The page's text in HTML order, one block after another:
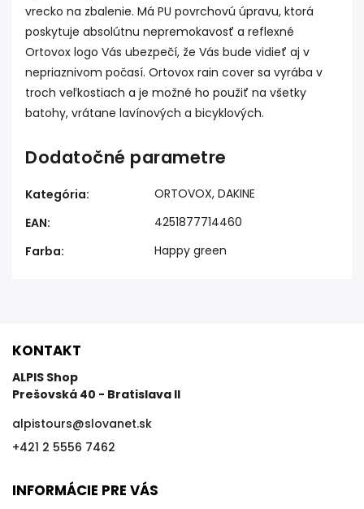
vrecko na zbalenie. Má PU povrchovú úpravu, ktorá
poskytuje absolútnu nepremokavosť a reflexné
Ortovox logo Vás ubezpečí, že Vás bude vidieť aj v
nepriaznivom počasí. Ortovox rain cover sa vyrába v
troch veľkostiach a je možné ho použiť na všetky
batohy, vrátane lavínových a bicyklových.
Dodatočné parametre
Kategória:
ORTOVOX, DAKINE
EAN:
4251877714460
Farba: Happy green
KONTAKT
ALPIS Shop
Prešovská 40 - Bratislava II
alpistours@slovanet.sk
+421 2 5556 7462
INFORMÁCIE PRE VÁS